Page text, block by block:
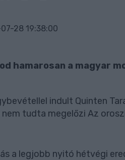
28 19:38:00
hamarosan a magyar
indult Quinten
tudta megelőzi Az
a legjobb nyitó hétvégi